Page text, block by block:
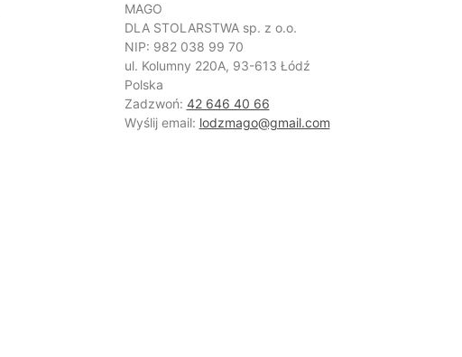
MAGO
DLA STOLARSTWA sp. z o.o.
NIP: 982 038 99 70
ul. Kolumny 220A, 93-613 Łódź
Polska
Zadzwoń: 42 646 40 66
Wyślij email: lodzmago@gmail.com